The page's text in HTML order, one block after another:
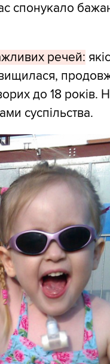
спонукало
речей:
до 18 років.
суспільства.